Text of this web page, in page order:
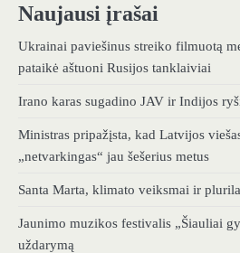
Naujausi įrašai
Ukrainai paviešinus streiko filmuotą
pataikė aštuoni Rusijos tanklaiviai
Irano karas sugadino JAV ir Indijos
Ministras pripažįsta, kad Latvijos
„netvarkingas“ jau šešerius metus
Santa Marta, klimato veiksmai ir
Jaunimo muzikos festivalis „Šiauliai
uždarymą